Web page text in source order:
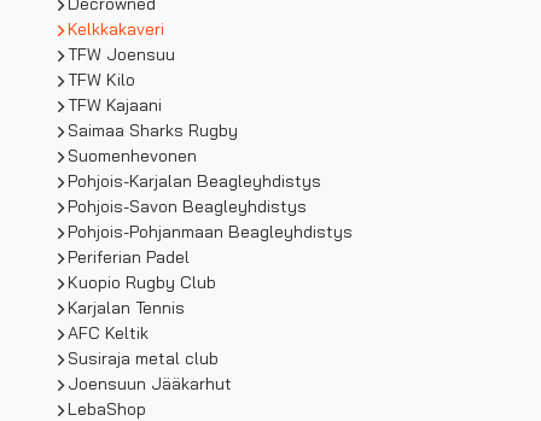
Kelkkakaveri
TFW Joensuu
TFW Kilo
TFW Kajaani
Saimaa Sharks Rugby
Suomenhevonen
Pohjois-Karjalan Beagleyhdistys
Pohjois-Savon Beagleyhdistys
Pohjois-Pohjanmaan Beagleyhdistys
Periferian Padel
Kuopio Rugby Club
Karjalan Tennis
AFC Keltik
Susiraja metal club
Joensuun Jääkarhut
LebaShop